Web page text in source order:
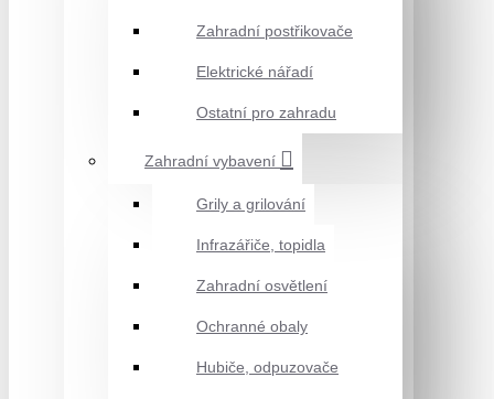
Zahradní postřikovače
Elektrické nářadí
Ostatní pro zahradu
Zahradní vybavení
Grily a grilování
Infrazářiče, topidla
Zahradní osvětlení
Ochranné obaly
Hubiče, odpuzovače